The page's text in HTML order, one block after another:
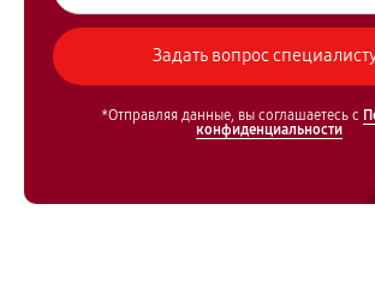
*Отправляя данные, вы соглашаетесь с
конфиденциальности